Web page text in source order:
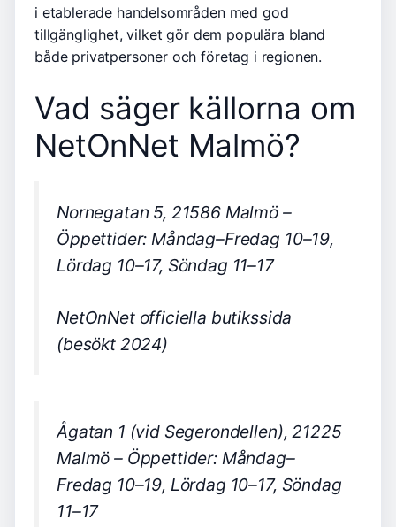
i etablerade handelsområden med god
tillgänglighet, vilket gör dem populära bland
både privatpersoner och företag i regionen.
Vad säger källorna om
NetOnNet Malmö?
Nornegatan 5, 21586 Malmö –
Öppettider: Måndag–Fredag 10–19,
Lördag 10–17, Söndag 11–17
NetOnNet officiella butikssida
(besökt 2024)
Ågatan 1 (vid Segerondellen), 21225
Malmö – Öppettider: Måndag–
Fredag 10–19, Lördag 10–17, Söndag
11–17